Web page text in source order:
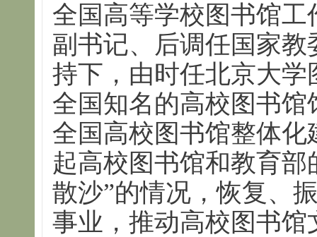
全国高等学校图书馆
副书记、后调任国家
持下，由时任北京大
全国知名的高校图书
全国高校图书馆整体
起高校图书馆和教育
散沙”的情况，恢复、
事业，推动高校图书